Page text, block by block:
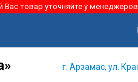
Вас товар уточняйте у
г. Арзамас, ул.